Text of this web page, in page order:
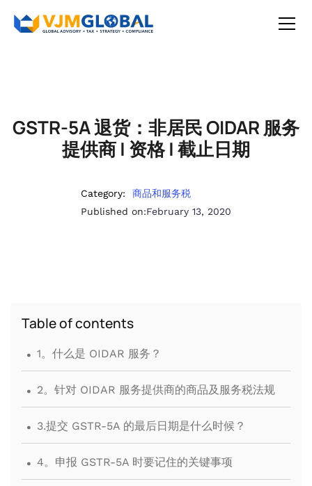
GSTR-5A 退货：非居民 OIDAR 服务
提供商 | 资格 | 截止日期
Category:
商品和服务税
Published on:February 13, 2020
Table of contents
. 1。什么是 OIDAR 服务？
. 2。针对 OIDAR 服务提供商的商品及服务税法规
. 3.提交 GSTR-5A 的最后日期是什么时候？
. 4。申报 GSTR-5A 时要记住的关键事项